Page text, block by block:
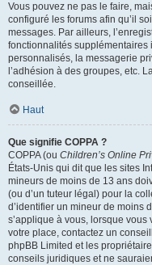
Vous pouvez ne pas le faire,
configuré les forums afin qu’il
messages. Par ailleurs,
fonctionnalités supplémentaires
personnalisés, la messagerie
l’adhésion à des groupes, etc.
conseillée.
Haut
Que signifie COPPA ?
COPPA (ou Children’s Online
États-Unis qui dit que les sites
mineurs de moins de 13 ans
(ou d’un tuteur légal) pour la
d’identifier un mineur de moins
s’applique à vous, lorsque
votre place, contactez un
phpBB Limited et les
conseils juridiques et ne